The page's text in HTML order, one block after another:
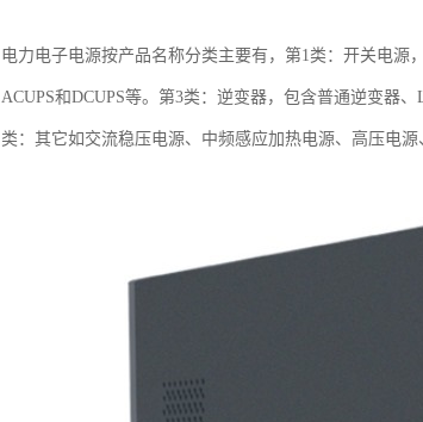
电力电子电源按产品名称分类主要有，第1类：开关电源
ACUPS和DCUPS等。第3类：逆变器，包含普通逆变器
类：其它如交流稳压电源、中频感应加热电源、高压电源